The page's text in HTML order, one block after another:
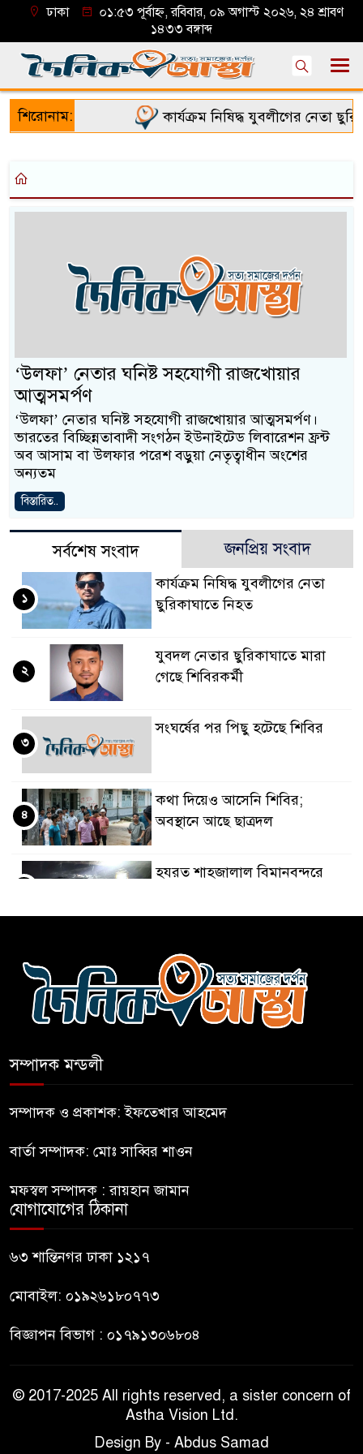
ঢাকা
০১:৫৩ পূর্বাহ্ন, রবিবার, ০৯ অগাস্ট ২০২৬, ২৪ শ্রাবণ
১৪৩৩ বঙ্গাব্দ
শিরোনাম: কার্যক্রম নিষিদ্ধ যুবলীগের নেতা
‘উলফা’ নেতার ঘনিষ্ট সহযোগী রাজখোয়ার
আত্মসমর্পণ
‘উলফা’ নেতার ঘনিষ্ট সহযোগী রাজখোয়ার আত্মসমর্পণ।
ভারতের বিচ্ছিন্নতাবাদী সংগঠন ইউনাইটেড লিবারেশন ফ্রন্ট
অব আসাম বা উলফার পরেশ বড়ুয়া নেতৃত্বাধীন অংশের
অন্যতম
বিস্তারিত..
সর্বশেষ সংবাদ জনপ্রিয় সংবাদ
কার্যক্রম নিষিদ্ধ যুবলীগের নেতা
ছুরিকাঘাতে নিহত
১
যুবদল নেতার ছুরিকাঘাতে মারা
গেছে শিবিরকর্মী
২
সংঘর্ষের পর পিছু হটেছে শিবির
৩
কথা দিয়েও আসেনি শিবির;
অবস্থানে আছে ছাত্রদল
৪
হযরত শাহজালাল বিমানবন্দরে
কিশোর
৬
ভারত থেকে আসছে ২ দশমিক ৩
অভাব
বহিষ্কৃত জামাত নেতার কর্মীরা যোগ
দিলেন বিএনপিতে
সম্পাদক মন্ডলী
সম্পাদক ও প্রকাশক: ইফতেখার আহমেদ
বার্তা সম্পাদক: মোঃ সাব্বির শাওন
মফস্বল সম্পাদক : রায়হান জামান
যোগাযোগের ঠিকানা
৬৩ শান্তিনগর ঢাকা ১২১৭
মোবাইল: ০১৯২৬১৮০৭৭৩
বিজ্ঞাপন বিভাগ : ০১৭৯১৩০৬৮০৪
© 2017-2025 All rights reserved, a sister concern of
Astha Vision Ltd.
Design By - Abdus Samad